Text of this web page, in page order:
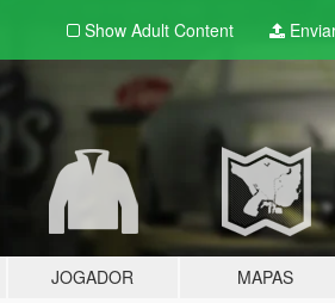
Show Adult Content
JOGADOR MAPAS